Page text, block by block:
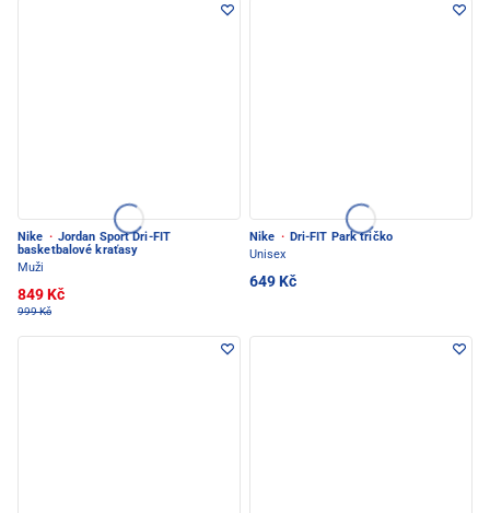
Nike · Jordan Sport Dri-FIT
basketbalové kraťasy
Muži
849 Kč
999 Kč
Nike · Dri-FIT Park tričko
Unisex
649 Kč